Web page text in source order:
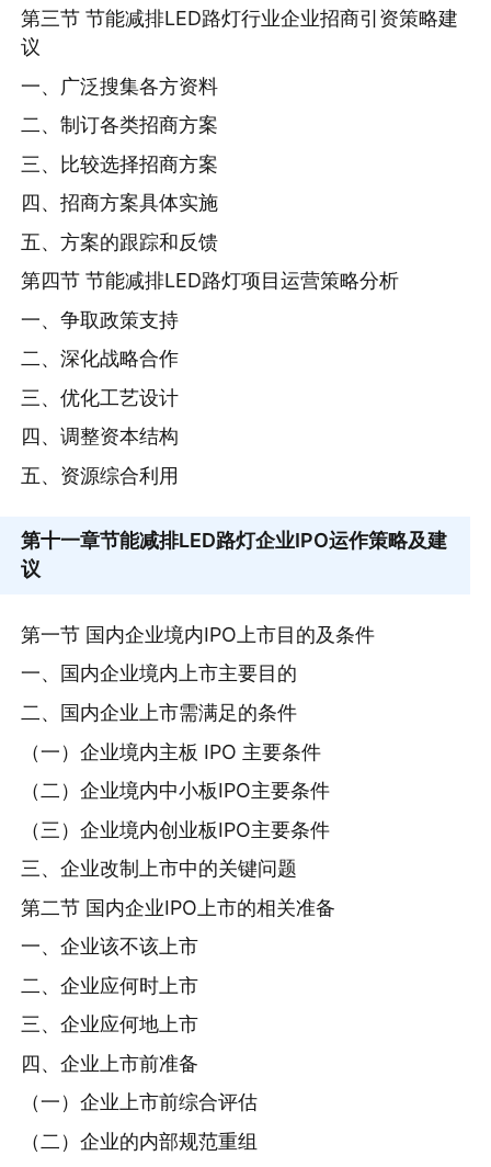
第三节 节能减排LED路灯行业企业招商引资策略建
议
一、广泛搜集各方资料
二、制订各类招商方案
三、比较选择招商方案
四、招商方案具体实施
五、方案的跟踪和反馈
第四节 节能减排LED路灯项目运营策略分析
一、争取政策支持
二、深化战略合作
三、优化工艺设计
四、调整资本结构
五、资源综合利用
第十一章节能减排LED路灯企业IPO运作策略及建
议
第一节 国内企业境内IPO上市目的及条件
一、国内企业境内上市主要目的
二、国内企业上市需满足的条件
（一）企业境内主板 IPO 主要条件
（二）企业境内中小板IPO主要条件
（三）企业境内创业板IPO主要条件
三、企业改制上市中的关键问题
第二节 国内企业IPO上市的相关准备
一、企业该不该上市
二、企业应何时上市
三、企业应何地上市
四、企业上市前准备
（一）企业上市前综合评估
（二）企业的内部规范重组